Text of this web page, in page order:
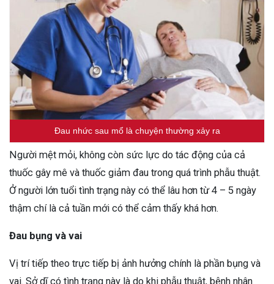
Đau nhức sau mổ là chuyện thường xảy ra
Người mệt mỏi, không còn sức lực do tác động của cả
thuốc gây mê và thuốc giảm đau trong quá trình phẫu thuật.
Ở người lớn tuổi tình trạng này có thể lâu hơn từ 4 – 5 ngày
thậm chí là cả tuần mới có thể cảm thấy khá hơn.
Đau bụng và vai
Vị trí tiếp theo trực tiếp bị ảnh hưởng chính là phần bụng và
vai. Sở dĩ có tình trạng này là do khi phẫu thuật, bệnh nhân